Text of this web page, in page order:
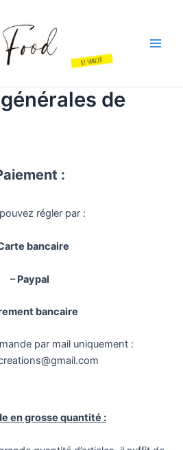
de
:
régler par :
bancaire
– Paypal
bancaire
par mail uniquement :
en grosse quantité :